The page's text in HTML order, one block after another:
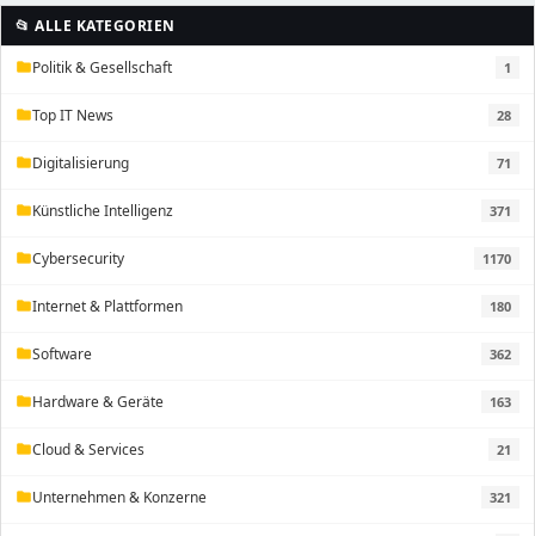
📂 ALLE KATEGORIEN
folderPolitik & Gesellschaft 1
folderTop IT News 28
folderDigitalisierung 71
folderKünstliche Intelligenz 371
folderCybersecurity 1170
folderInternet & Plattformen 180
folderSoftware 362
folderHardware & Geräte 163
folderCloud & Services 21
folderUnternehmen & Konzerne 321